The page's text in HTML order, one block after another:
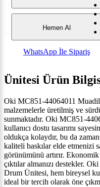
Hemen Al
WhatsApp İle Sipariş
Ünitesi Ürün
Oki MC851-44064011
malzemelerle üretilmiş ve
sunmaktadır. Oki MC851-
kullanıcı dostu tasarımı
oldukça kolaydır, bu da
kaliteli baskılar elde etmenizi
görünümünü artırır.
çıktılar almanızı destekler. Oki
Drum Ünitesi, hem bireysel
ideal bir tercih olarak öne